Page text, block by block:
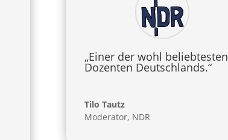
„Einer der wohl beliebtesten
Dozenten Deutschlands.“
Tilo Tautz
Moderator, NDR